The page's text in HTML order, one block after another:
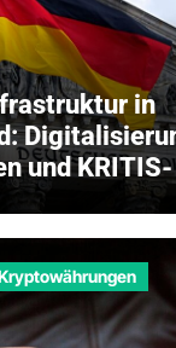
in
und KRITIS-